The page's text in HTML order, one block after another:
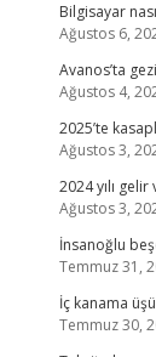
Bilgisayar
Ağustos 6,
Avanos’ta
Ağustos 4,
2025’te
Ağustos 3,
2024 yılı
Ağustos 3,
İnsanoğlu
Temmuz 31,
İç kanama
Temmuz 30,